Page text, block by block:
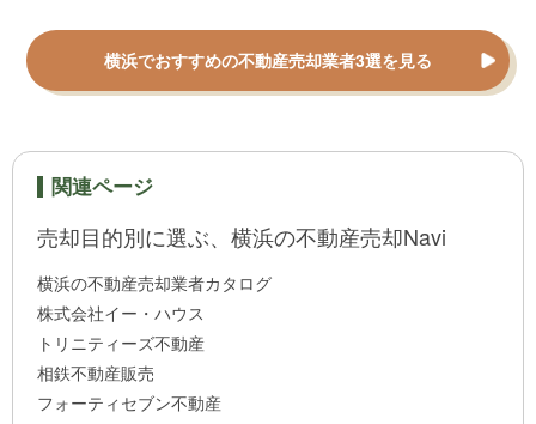
横浜でおすすめの不動産売却業者3選を見る
関連ページ
売却目的別に選ぶ、横浜の不動産売却Navi
横浜の不動産売却業者カタログ
株式会社イー・ハウス
トリニティーズ不動産
相鉄不動産販売
フォーティセブン不動産